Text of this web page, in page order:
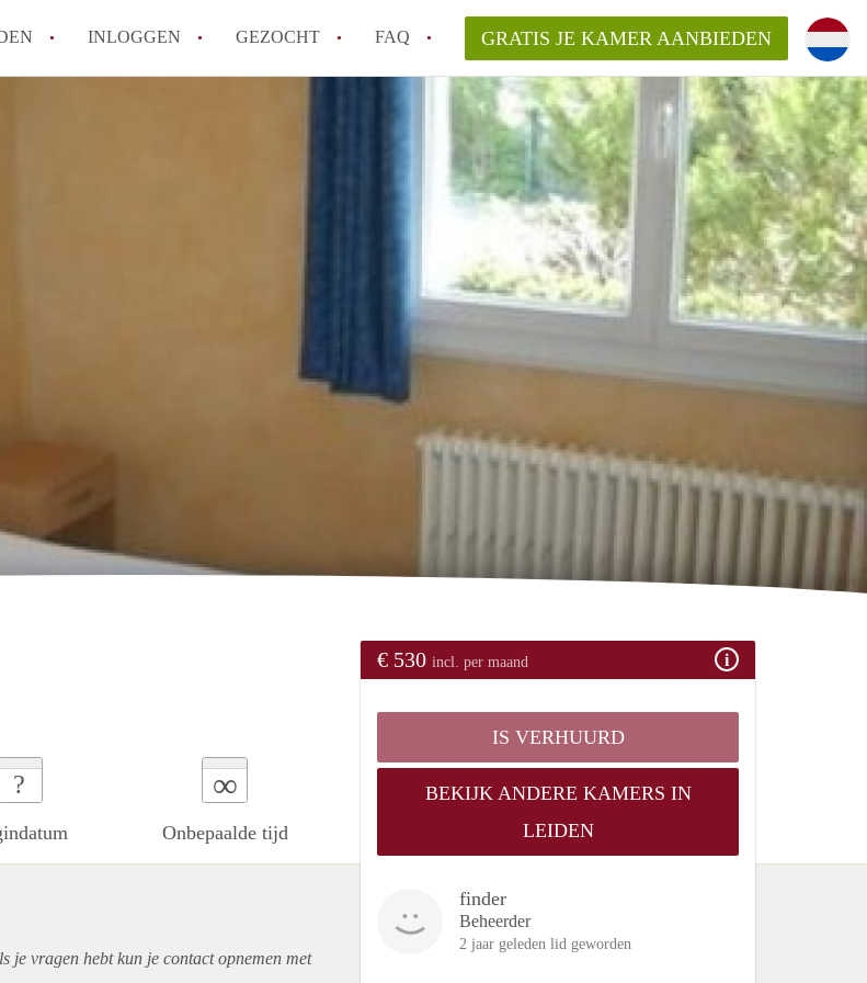
INLOGGEN GEZOCHT FAQ
Wat is de privacyverklaring van KamersLeiden?
Berekent KamersLeiden makelaarsvergoeding/bemiddelingsvergoeding?
GRATIS JE KAMER AANBIEDEN
? ∞
Onbepaalde tijd
€ 530 incl. per maand
IS VERHUURD
BEKIJK ANDERE KAMERS IN
LEIDEN
finder
Beheerder
2 jaar geleden lid geworden
je vragen hebt kun je contact opnemen met